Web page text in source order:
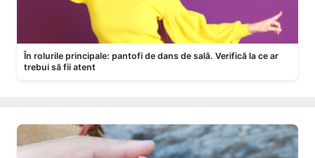
În rolurile principale: pantofi de dans de sală. Verifică la ce ar
trebui să fii atent